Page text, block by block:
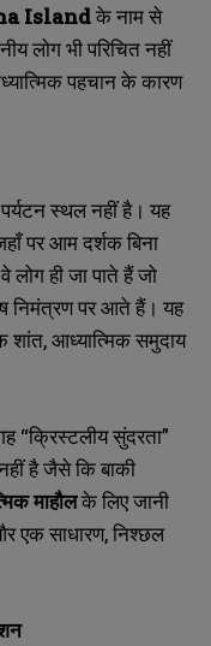
Islandके नाम से
लोग भी परिचित नहीं
पहचान के कारण
स्थल नहीं है। यह
पर आम दर्शक बिना
ही जा पाते हैं जो
निमंत्रण पर आते हैं। यह
शांत,आध्यात्मिक समुदाय
“क्रिस्टलीय सुंदरता”
है जैसे कि बाकी
माहौलके लिए जानी
एक साधारण,निश्छल